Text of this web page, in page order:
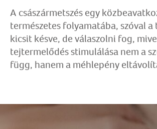
A császármetszés egy
természetes folyamatába, szóval a
kicsit késve, de válaszolni fog,
tejtermelődés stimulálása nem a
függ, hanem a méhlepény